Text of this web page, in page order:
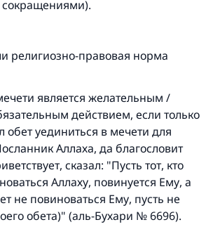
сокращениями).
религиозно-правовая норма
является желательным /
действием, если только
обет уединиться в мечети для
Аллаха, да благословит
сказал: "Пусть тот, кто
Аллаху, повинуется Ему, а
не повиноваться Ему, пусть не
обета)" (аль-Бухари № 6696).
как и совершившему его»